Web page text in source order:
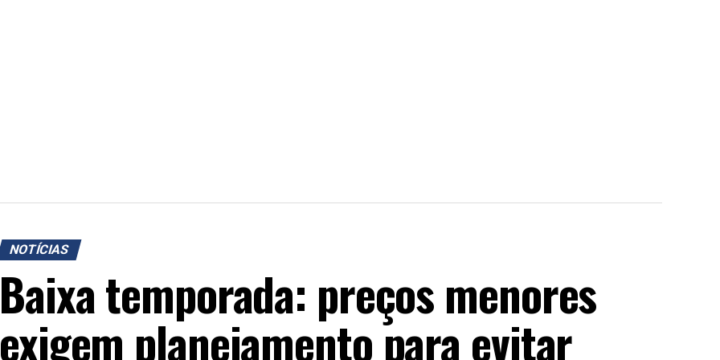
NOTÍCIAS
Baixa temporada: preços menores
exigem planejamento para evitar